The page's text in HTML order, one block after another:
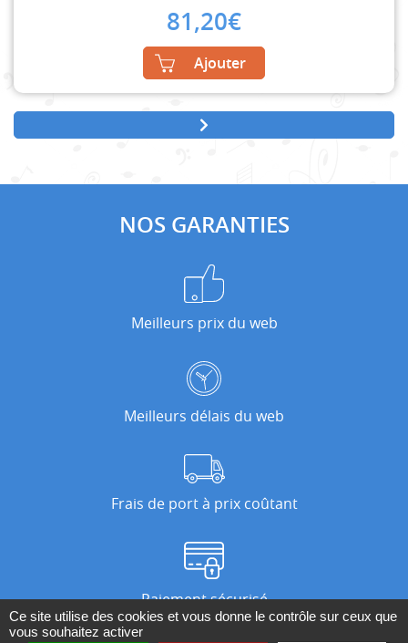
81,20€
Ajouter
NOS GARANTIES
Meilleurs prix du web
Meilleurs délais du web
Frais de port à prix coûtant
Paiement sécurisé
Ce site utilise des cookies et vous donne le contrôle sur ceux que
vous souhaitez activer